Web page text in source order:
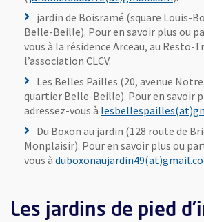
Du boxon au jardin. (Photo: Thierry Bonnet/
jardin de Boisramé (square Louis-
Belle-Beille). Pour en savoir plus ou
vous à la résidence Arceau, au Resto-
l’association CLCV.
Les Belles Pailles (20, avenue
quartier Belle-Beille). Pour en savoir
adressez-vous à
Du Boxon au jardin (128 route de
Monplaisir). Pour en savoir plus ou
vous à
Les jardins de pied